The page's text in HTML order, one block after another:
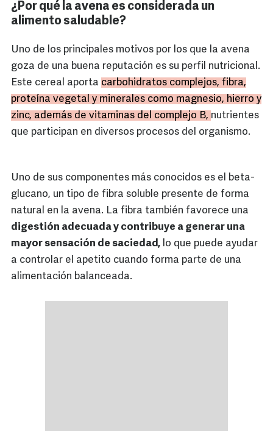
¿Por qué la avena es considerada un
alimento saludable?
Uno de los principales motivos por los que la avena
goza de una buena reputación es su perfil nutricional.
Este cereal aporta carbohidratos complejos, fibra,
proteína vegetal y minerales como magnesio, hierro y
zinc, además de vitaminas del complejo B, nutrientes
que participan en diversos procesos del organismo.
Uno de sus componentes más conocidos es el beta-
glucano, un tipo de fibra soluble presente de forma
natural en la avena. La fibra también favorece una
digestión adecuada y contribuye a generar una
mayor sensación de saciedad, lo que puede ayudar
a controlar el apetito cuando forma parte de una
alimentación balanceada.